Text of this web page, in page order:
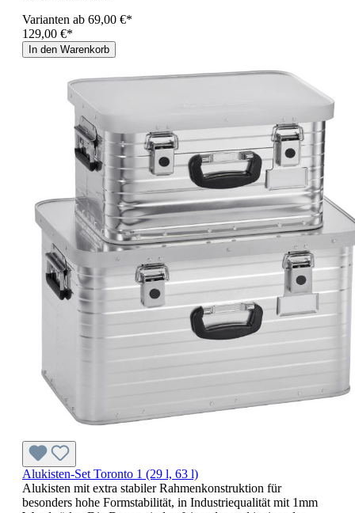
Varianten ab 69,00 €*
129,00 €*
In den Warenkorb
Alukisten-Set Toronto 1 (29 l, 63 l)
Alukisten mit extra stabiler Rahmenkonstruktion für
besonders hohe Formstabilität, in Industriequalität mit 1mm